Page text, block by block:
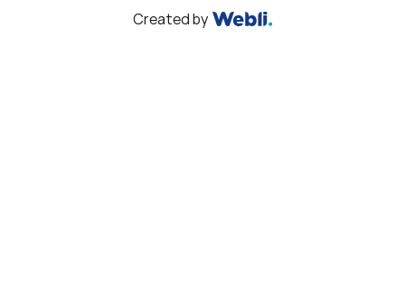
Created by